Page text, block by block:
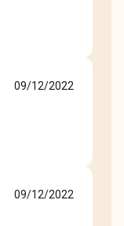
09/12/2022
09/12/2022